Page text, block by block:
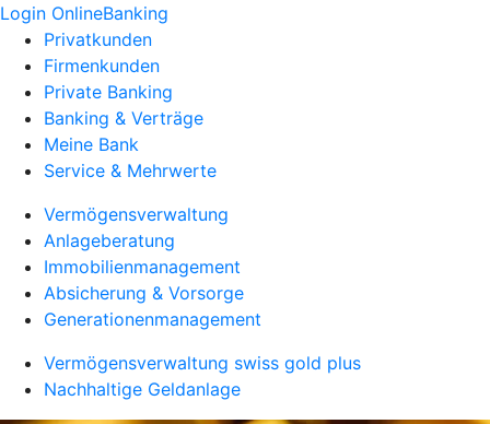
Login OnlineBanking
Privatkunden
Firmenkunden
Private Banking
Banking & Verträge
Meine Bank
Service & Mehrwerte
Vermögensverwaltung
Anlageberatung
Immobilienmanagement
Absicherung & Vorsorge
Generationenmanagement
Vermögensverwaltung swiss gold plus
Nachhaltige Geldanlage